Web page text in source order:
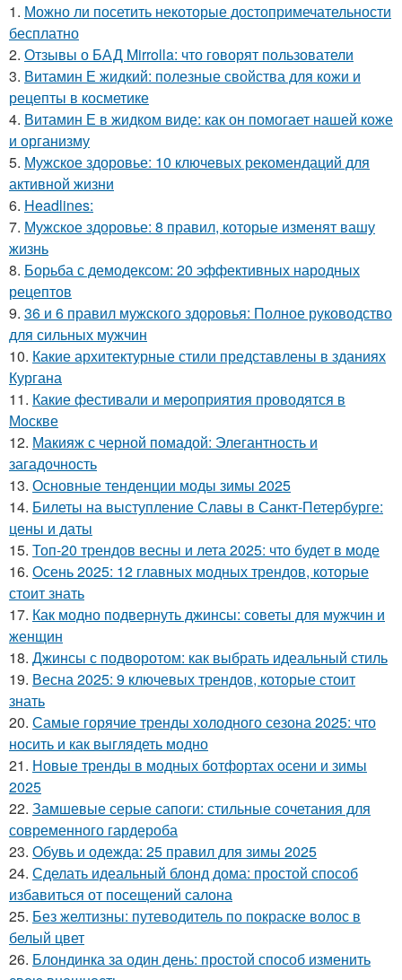
1. Можно ли посетить некоторые достопримечательности
бесплатно
2. Отзывы о БАД Mirrolla: что говорят пользователи
3. Витамин Е жидкий: полезные свойства для кожи и
рецепты в косметике
4. Витамин Е в жидком виде: как он помогает нашей коже
и организму
5. Мужское здоровье: 10 ключевых рекомендаций для
активной жизни
6. Headlines:
7. Мужское здоровье: 8 правил, которые изменят вашу
жизнь
8. Борьба с демодексом: 20 эффективных народных
рецептов
9. 36 и 6 правил мужского здоровья: Полное руководство
для сильных мужчин
10. Какие архитектурные стили представлены в зданиях
Кургана
11. Какие фестивали и мероприятия проводятся в
Москве
12. Макияж с черной помадой: Элегантность и
загадочность
13. Основные тенденции моды зимы 2025
14. Билеты на выступление Славы в Санкт-Петербурге:
цены и даты
15. Топ-20 трендов весны и лета 2025: что будет в моде
16. Осень 2025: 12 главных модных трендов, которые
стоит знать
17. Как модно подвернуть джинсы: советы для мужчин и
женщин
18. Джинсы с подворотом: как выбрать идеальный стиль
19. Весна 2025: 9 ключевых трендов, которые стоит
знать
20. Самые горячие тренды холодного сезона 2025: что
носить и как выглядеть модно
21. Новые тренды в модных ботфортах осени и зимы
2025
22. Замшевые серые сапоги: стильные сочетания для
современного гардероба
23. Обувь и одежда: 25 правил для зимы 2025
24. Сделать идеальный блонд дома: простой способ
избавиться от посещений салона
25. Без желтизны: путеводитель по покраске волос в
белый цвет
26. Блондинка за один день: простой способ изменить